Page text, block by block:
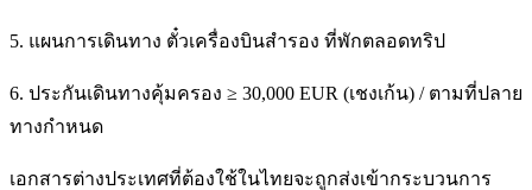
5. แผนการเดินทาง ตั๋วเครื่องบินสำรอง ที่พักตลอดทริป
6. ประกันเดินทางคุ้มครอง ≥ 30,000 EUR (เชงเก้น) / ตามที่ปลาย
ทางกำหนด
เอกสารต่างประเทศที่ต้องใช้ในไทยจะถูกส่งเข้ากระบวนการ